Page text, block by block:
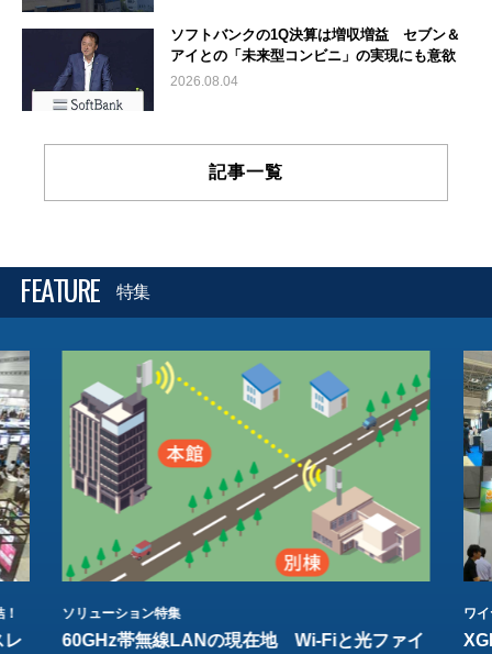
ソフトバンクの1Q決算は増収増益 セブン＆
アイとの「未来型コンビニ」の実現にも意欲
2026.08.04
記事一覧
FEATURE 特集
レ
ソリューション特集
60GHz帯無線LANの現在地 Wi-Fiと光ファイ
ワ